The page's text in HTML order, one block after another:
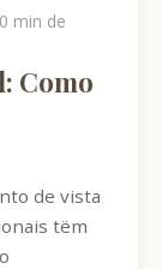
min de
Como
de vista
tëm